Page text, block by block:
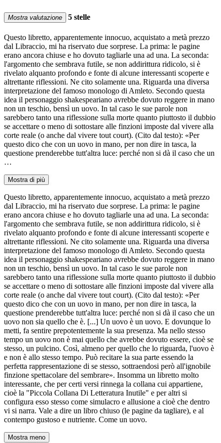
Mostra valutazione 5 stelle
Questo libretto, apparentemente innocuo, acquistato a metà prezzo
dal Libraccio, mi ha riservato due sorprese. La prima: le pagine
erano ancora chiuse e ho dovuto tagliarle una ad una. La seconda:
l'argomento che sembrava futile, se non addirittura ridicolo, si è
rivelato alquanto profondo e fonte di alcune interessanti scoperte e
altrettante riflessioni. Ne cito solamente una. Riguarda una diversa
interpretazione del famoso monologo di Amleto. Secondo questa
idea il personaggio shakespeariano avrebbe dovuto reggere in mano
non un teschio, bensì un uovo. In tal caso le sue parole non
sarebbero tanto una riflessione sulla morte quanto piuttosto il dubbio
se accettare o meno di sottostare alle finzioni imposte dal vivere alla
corte reale (o anche dal vivere tout court). (Cito dal testo): «Per
questo dico che con un uovo in mano, per non dire in tasca, la
questione prenderebbe tutt'altra luce: perché non si dà il caso che un
…
Mostra di più
Questo libretto, apparentemente innocuo, acquistato a metà prezzo
dal Libraccio, mi ha riservato due sorprese. La prima: le pagine
erano ancora chiuse e ho dovuto tagliarle una ad una. La seconda:
l'argomento che sembrava futile, se non addirittura ridicolo, si è
rivelato alquanto profondo e fonte di alcune interessanti scoperte e
altrettante riflessioni. Ne cito solamente una. Riguarda una diversa
interpretazione del famoso monologo di Amleto. Secondo questa
idea il personaggio shakespeariano avrebbe dovuto reggere in mano
non un teschio, bensì un uovo. In tal caso le sue parole non
sarebbero tanto una riflessione sulla morte quanto piuttosto il dubbio
se accettare o meno di sottostare alle finzioni imposte dal vivere alla
corte reale (o anche dal vivere tout court). (Cito dal testo): «Per
questo dico che con un uovo in mano, per non dire in tasca, la
questione prenderebbe tutt'altra luce: perché non si dà il caso che un
uovo non sia quello che è. [...] Un uovo è un uovo. E dovunque lo
metti, fa sentire prepotentemente la sua presenza. Ma nello stesso
tempo un uovo non è mai quello che avrebbe dovuto essere, cioè se
stesso, un pulcino. Così, almeno per quello che lo riguarda, l'uovo è
e non è allo stesso tempo. Può recitare la sua parte essendo la
perfetta rappresentazione di se stesso, sottraendosi però all'ignobile
finzione spettacolare del sembrare». Insomma un libretto molto
interessante, che per certi versi rinnega la collana cui appartiene,
cioè la "Piccola Collana Di Letteratura Inutile" e per altri si
configura esso stesso come simulacro e allusione a cioè che dentro
vi si narra. Vale a dire un libro chiuso (le pagine da tagliare), e al
contempo gustoso e nutriente. Come un uovo.
Mostra meno